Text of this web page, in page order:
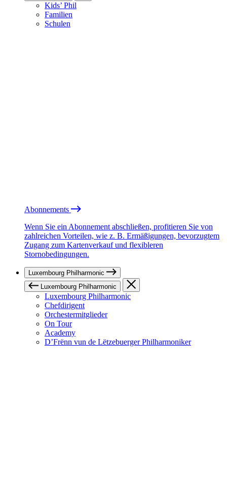
Kids’ Phil
Familien
Schulen
Abonnements
Wenn Sie ein Abonnement abschließen, profitieren Sie von
zahlreichen Vorteilen, wie z. B. Ermäßigungen, bevorzugtem
Zugang zum Kartenverkauf und flexibleren
Stornobedingungen.
Luxembourg Philharmonic
Luxembourg Philharmonic
Luxembourg Philharmonic
Chefdirigent
Orchestermitglieder
On Tour
Academy
D’Frënn vun de Lëtzebuerger Philharmoniker